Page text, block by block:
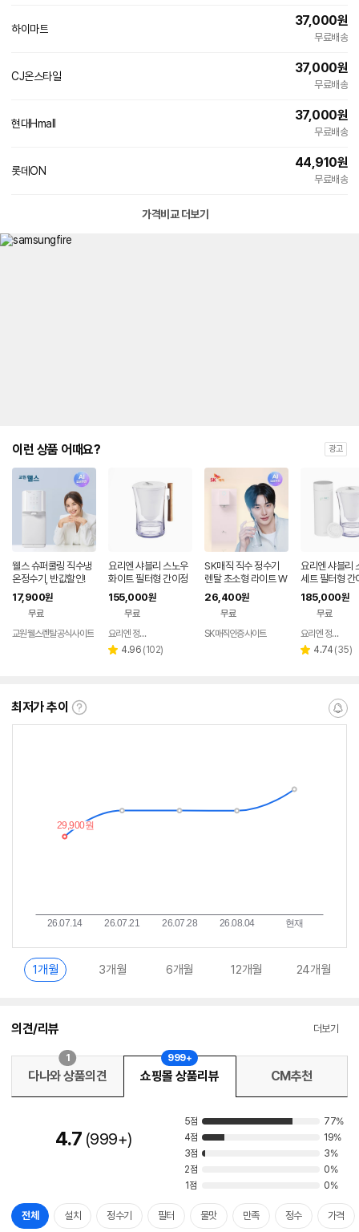
하이마트
37,000원
무료배송
CJ온스타일
37,000원
무료배송
현대Hmall
37,000원
무료배송
롯데ON
44,910원
무료배송
가격비교 더보기
이런 상품 어때요? 광고
웰스 슈퍼쿨링 직수냉
온정수기, 반값할인!
17,900원
무료
교원웰스렌탈공식사이트
요리엔 샤블리 스노우
화이트 필터형 간이정
수기 ( 필터 1개 포함)
155,000원
무료
페이
요리엔 정수기 공식몰
별 4.96 리
(102)
SK매직 직수 정수기
렌탈 초소형 라이트 W
PU-JAC125S 가정
용 미네랄 추천 살균 미
니 냉온 100도 스텐레
스 데스크탑 84개월약
26,400원
무료
SK매직인증사이트
요리엔 샤블리
세트 필터형 간
기 (본품 + 필
ks)
185,000원
무료
요리엔 정수기 공식몰
별 4.74 리
(35)
최저가 추이
최
알
1개월 3개월 6개월 12개월 24개월
의견/리뷰 더보기
다나와 상품의견
1
쇼핑몰 상품리뷰
999+
CM추천
4.7 999+
5점
77%
4점
19%
3점
3%
2점
0%
1점
0%
전체 설치 정수기 필터 물맛 만족 정수 가격